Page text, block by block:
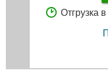
Отгрузка